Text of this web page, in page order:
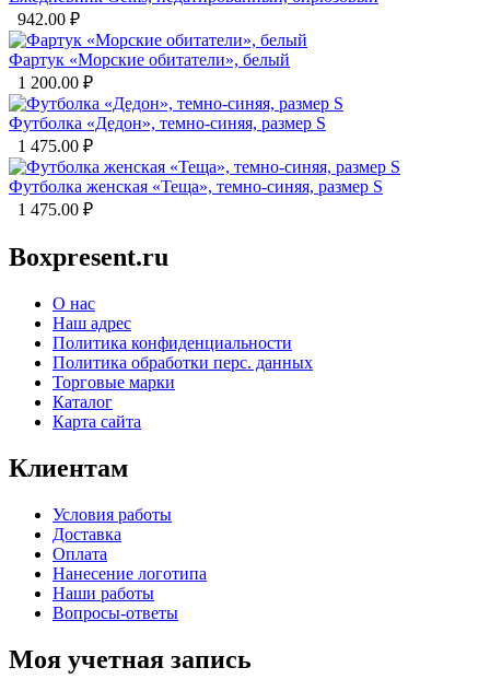
942.00 ₽
Фартук «Морские обитатели», белый
1 200.00 ₽
Футболка «Дедон», темно-синяя, размер S
1 475.00 ₽
Футболка женская «Теща», темно-синяя, размер S
1 475.00 ₽
Boxpresent.ru
О нас
Наш адрес
Политика конфиденциальности
Политика обработки перс. данных
Торговые марки
Каталог
Карта сайта
Клиентам
Условия работы
Доставка
Оплата
Нанесение логотипа
Наши работы
Вопросы-ответы
Моя учетная запись